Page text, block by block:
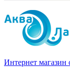
Интернет магазин